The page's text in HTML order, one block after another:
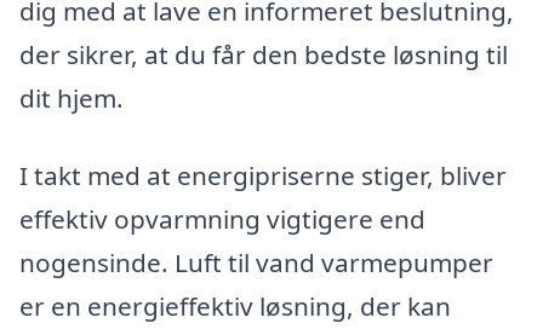
dig med at lave en informeret beslutning,
der sikrer, at du får den bedste løsning til
dit hjem.
I takt med at energipriserne stiger, bliver
effektiv opvarmning vigtigere end
nogensinde. Luft til vand varmepumper
er en energieffektiv løsning, der kan